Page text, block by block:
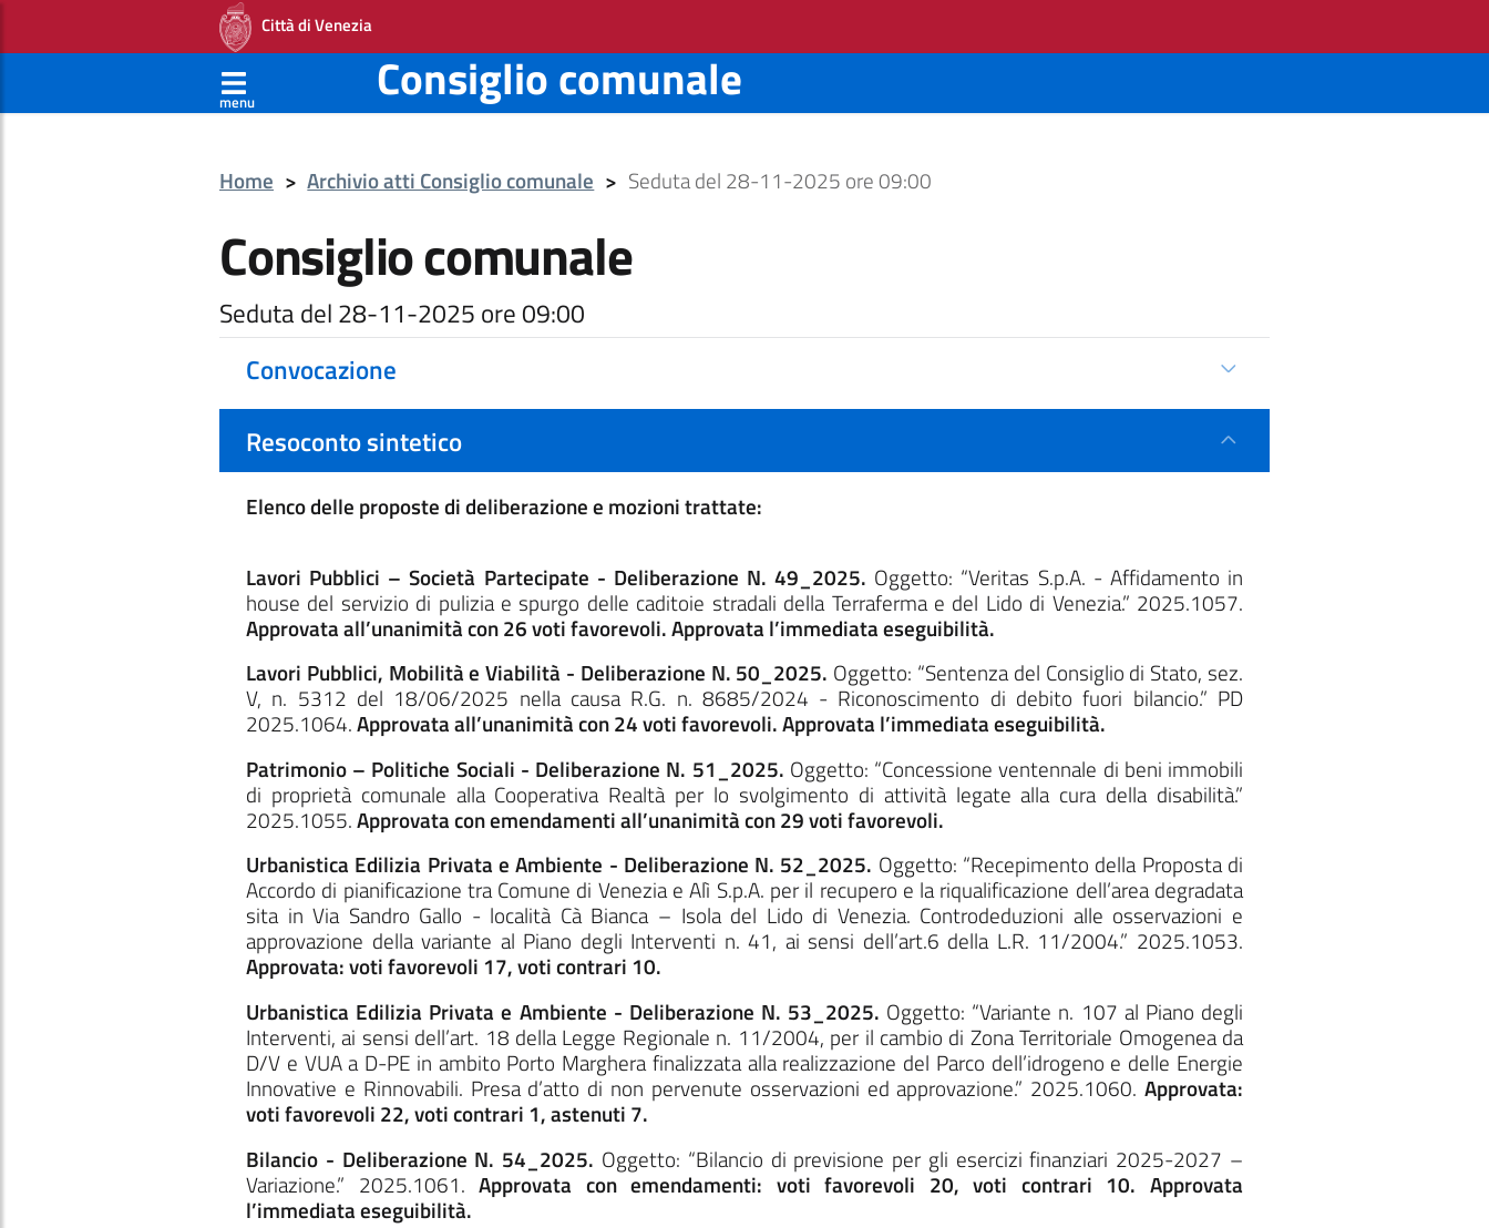
Città di Venezia
menu Consiglio comunale
Home > Archivio atti Consiglio comunale > Seduta del 28-11-2025 ore 09:00
Consiglio comunale
Seduta del 28-11-2025 ore 09:00
Convocazione
Resoconto sintetico
Elenco delle proposte di deliberazione e mozioni trattate:
Lavori Pubblici – Società Partecipate - Deliberazione N. 49_2025. Oggetto: “Veritas S.p.A. - Affidamento in
house del servizio di pulizia e spurgo delle caditoie stradali della Terraferma e del Lido di Venezia.” 2025.1057.
Approvata all’unanimità con 26 voti favorevoli. Approvata l’immediata eseguibilità.
Lavori Pubblici, Mobilità e Viabilità - Deliberazione N. 50_2025. Oggetto: “Sentenza del Consiglio di Stato, sez.
V, n. 5312 del 18/06/2025 nella causa R.G. n. 8685/2024 - Riconoscimento di debito fuori bilancio.” PD
2025.1064.Approvata all’unanimità con 24 voti favorevoli. Approvata l’immediata eseguibilità.
Patrimonio – Politiche Sociali - Deliberazione N. 51_2025. Oggetto: “Concessione ventennale di beni immobili
di proprietà comunale alla Cooperativa Realtà per lo svolgimento di attività legate alla cura della disabilità.”
2025.1055.Approvata con emendamenti all’unanimità con 29 voti favorevoli.
Urbanistica Edilizia Privata e Ambiente - Deliberazione N. 52_2025. Oggetto: “Recepimento della Proposta di
Accordo di pianificazione tra Comune di Venezia e Alì S.p.A. per il recupero e la riqualificazione dell’area degradata
sita in Via Sandro Gallo - località Cà Bianca – Isola del Lido di Venezia. Controdeduzioni alle osservazioni e
approvazione della variante al Piano degli Interventi n. 41, ai sensi dell’art.6 della L.R. 11/2004.” 2025.1053.
Approvata: voti favorevoli 17, voti contrari 10.
Urbanistica Edilizia Privata e Ambiente - Deliberazione N. 53_2025. Oggetto: “Variante n. 107 al Piano degli
Interventi, ai sensi dell’art. 18 della Legge Regionale n. 11/2004, per il cambio di Zona Territoriale Omogenea da
D/V e VUA a D-PE in ambito Porto Marghera finalizzata alla realizzazione del Parco dell’idrogeno e delle Energie
Innovative e Rinnovabili. Presa d’atto di non pervenute osservazioni ed approvazione.” 2025.1060. Approvata:
voti favorevoli 22, voti contrari 1, astenuti 7.
Bilancio - Deliberazione N. 54_2025. Oggetto: “Bilancio di previsione per gli esercizi finanziari 2025-2027 –
Variazione.” 2025.1061.Approvata con emendamenti: voti favorevoli 20, voti contrari 10. Approvata
l’immediata eseguibilità.